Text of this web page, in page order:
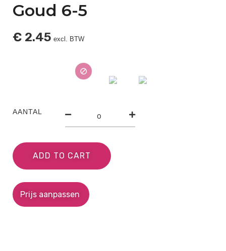
Goud 6-5
€ 2.45 excl. BTW
AANTAL
ADD TO CART
Prijs aanpassen